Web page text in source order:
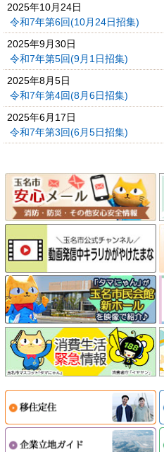
2025年10月24日
令和7年第6回(10月24日招集)
2025年9月30日
令和7年第5回(9月1日招集)
2025年8月5日
令和7年第4回(8月6日招集)
2025年6月17日
令和7年第3回(6月5日招集)